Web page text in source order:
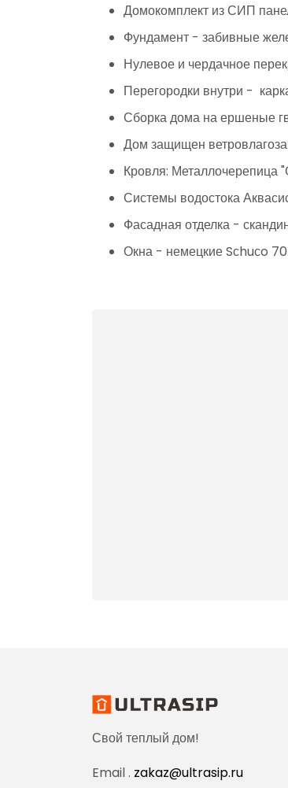
Домокомплект из СИП
Фундамент - забивные
Нулевое и чердачное
Перегородки внутри -
Сборка дома на ершеные
Дом защищен
Кровля: Металлочерепица
Системы водостока
Фасадная отделка -
Окна - немецкие Sсhuсo
Свой теплый дом!
Email . zakaz@ultrasip.ru